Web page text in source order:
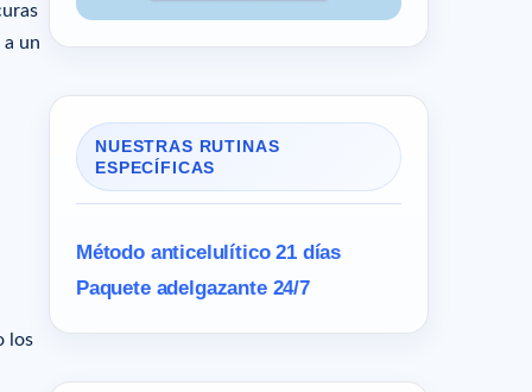
un
los
NUESTRAS RUTINAS
ESPECÍFICAS
Método anticelulítico 21 días
Paquete adelgazante 24/7